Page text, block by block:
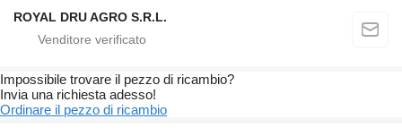
ROYAL DRU AGRO S.R.L.
Impossibile trovare il pezzo di ricambio?
Invia una richiesta adesso!
Ordinare il pezzo di ricambio